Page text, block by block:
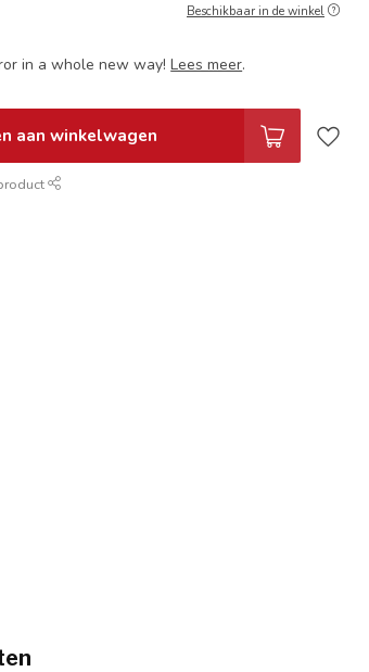
Beschikbaar in de winkel
in a whole new way!Lees meer.
aan winkelwagen